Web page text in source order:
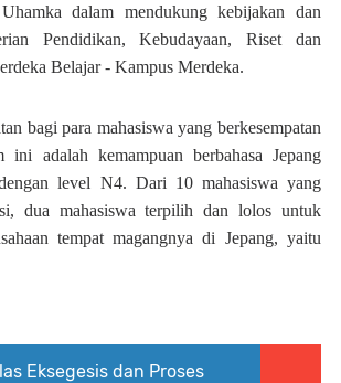
dalam mendukung kebijakan dan
Pendidikan, Kebudayaan, Riset dan
Belajar - Kampus Merdeka.
bagi para mahasiswa yang berkesempatan
ini adalah kemampuan berbahasa Jepang
level N4. Dari 10 mahasiswa yang
dua mahasiswa terpilih dan lolos untuk
tempat magangnya di Jepang, yaitu
Eksegesis dan Proses